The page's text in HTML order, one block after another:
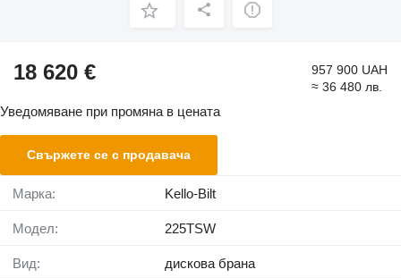
18 620 €
957 900 UAH
≈ 36 480 лв.
Уведомяване при промяна в цената
Свържете се с продавача
Марка: Kello-Bilt
Модел: 225TSW
Вид: дискова брана